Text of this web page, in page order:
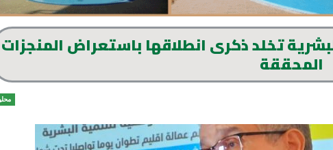
تخلد ذكرى انطلاقها باستعراض المنجزات
المحققة